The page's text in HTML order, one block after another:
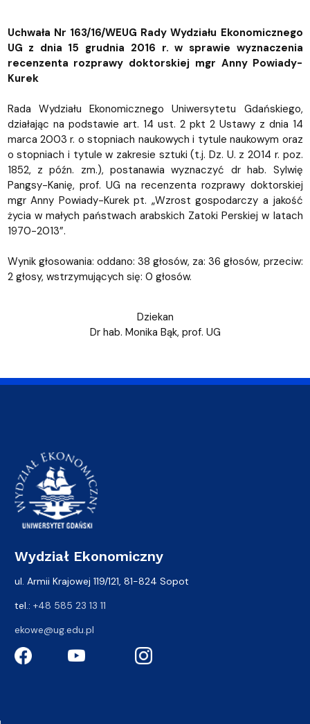
Uchwała Nr 163/16/WEUG Rady Wydziału Ekonomicznego
UG z dnia 15 grudnia 2016 r. w sprawie wyznaczenia
recenzenta rozprawy doktorskiej mgr Anny Powiady-
Kurek
Rada Wydziału Ekonomicznego Uniwersytetu Gdańskiego,
działając na podstawie art. 14 ust. 2 pkt 2 Ustawy z dnia 14
marca 2003 r. o stopniach naukowych i tytule naukowym oraz
o stopniach i tytule w zakresie sztuki (t.j. Dz. U. z 2014 r. poz.
1852, z późn. zm.), postanawia wyznaczyć dr hab. Sylwię
Pangsy-Kanię, prof. UG na recenzenta rozprawy doktorskiej
mgr Anny Powiady-Kurek pt. „Wzrost gospodarczy a jakość
życia w małych państwach arabskich Zatoki Perskiej w latach
1970-2013”.
Wynik głosowania: oddano: 38 głosów, za: 36 głosów, przeciw:
2 głosy, wstrzymujących się: 0 głosów.
Dziekan
Dr hab. Monika Bąk, prof. UG
Wydział Ekonomiczny
ul. Armii Krajowej 119/121, 81-824 Sopot
tel.: +48 585 23 13 11
ekowe@ug.edu.pl